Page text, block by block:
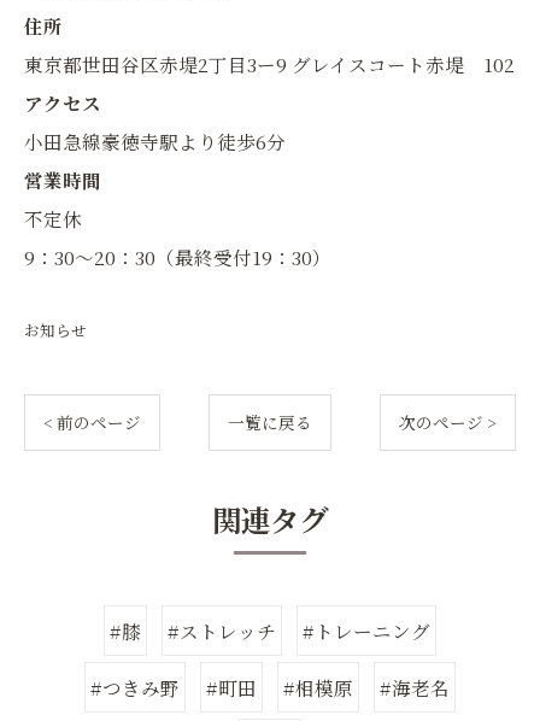
住所
東京都世田谷区赤堤2丁目3ー9 グレイスコート赤堤 102
アクセス
小田急線豪徳寺駅より徒歩6分
営業時間
不定休
9：30〜20：30（最終受付19：30）
お知らせ
< 前のページ 一覧に戻る 次のページ >
関連タグ
#膝 #ストレッチ #トレーニング
#つきみ野 #町田 #相模原 #海老名